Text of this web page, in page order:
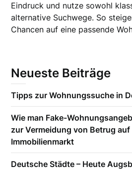
Eindruck und nutze sowohl
alternative Suchwege. So
Chancen auf eine passende
Neueste Beiträge
Tipps zur Wohnungssuche in
Wie man Fake-
zur Vermeidung von Betrug auf
Immobilienmarkt
Deutsche Städte – Heute